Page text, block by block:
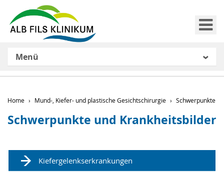
Menü
Home Mund-, Kiefer- und plastische Gesichtschirurgie Schwerpunkte
Schwerpunkte und Krankheitsbilder
Kiefergelenkserkrankungen